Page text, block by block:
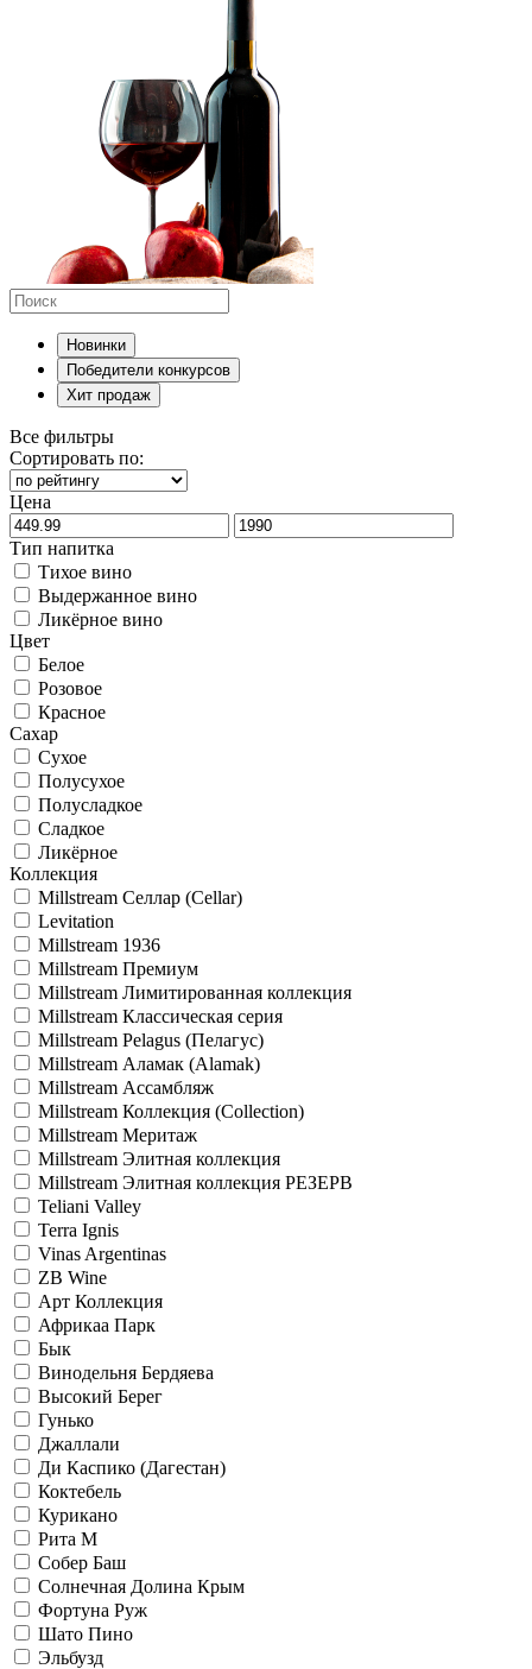
Новинки
Победители конкурсов
Хит продаж
Все фильтры
Сортировать по:
Цена
Тип напитка
Тихое вино
Выдержанное вино
Ликёрное вино
Цвет
Белое
Розовое
Красное
Сахар
Сухое
Полусухое
Полусладкое
Сладкое
Ликёрное
Коллекция
Millstream Селлар (Cellar)
Levitation
Millstream 1936
Millstream Премиум
Millstream Лимитированная коллекция
Millstream Классическая серия
Millstream Pelagus (Пелагус)
Millstream Аламак (Alamak)
Millstream Ассамбляж
Millstream Коллекция (Collection)
Millstream Меритаж
Millstream Элитная коллекция
Millstream Элитная коллекция РЕЗЕРВ
Teliani Valley
Terra Ignis
Vinas Argentinas
ZB Wine
Арт Коллекция
Африкаа Парк
Бык
Винодельня Бердяева
Высокий Берег
Гунько
Джаллали
Ди Каспико (Дагестан)
Коктебель
Курикано
Рита М
Собер Баш
Солнечная Долина Крым
Фортуна Руж
Шато Пино
Эльбузд